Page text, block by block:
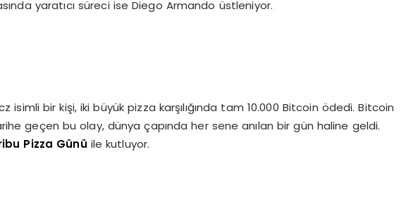
yaratıcı süreci ise Diego Armando üstleniyor.
isimli bir kişi, iki büyük pizza karşılığında tam 10.000 Bitcoin ödedi. Bitcoin
geçen bu olay, dünya çapında her sene anılan bir gün haline geldi.
Pizza Günü ile kutluyor.